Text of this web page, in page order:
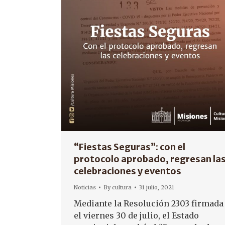
“Fiestas Seguras”: con el
protocolo aprobado, regresan
celebraciones y eventos
Noticias Bycultura 31 julio, 2021
Mediante la Resolución 2303 firmada
el viernes 30 de julio, el Estado